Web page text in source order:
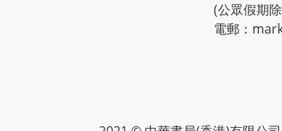
(公眾假期
電郵：